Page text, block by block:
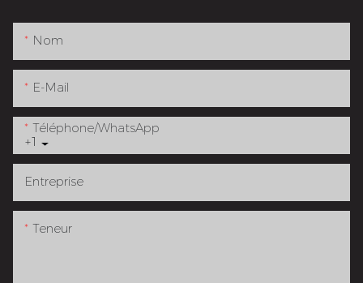
Nom
E-Mail
+1
Téléphone/WhatsApp
Entreprise
Teneur